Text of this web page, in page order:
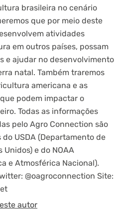
brasileira no cenário
que por meio deste
atividades
em outros países, possam
e ajudar no desenvolvimento
natal. Também traremos
americana e as
podem impactar o
Todas as informações
pelo Agro Connection são
USDA (Departamento de
e do NOAA
e Atmosférica Nacional).
@oagroconnection Site:
autor